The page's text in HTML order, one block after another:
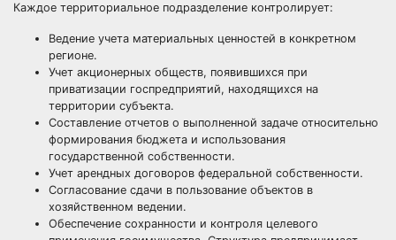
Каждое территориальное подразделение контролирует:
Ведение учета материальных ценностей в конкретном
регионе.
Учет акционерных обществ, появившихся при
приватизации госпредприятий, находящихся на
территории субъекта.
Составление отчетов о выполненной задаче относительно
формирования бюджета и использования
государственной собственности.
Учет арендных договоров федеральной собственности.
Согласование сдачи в пользование объектов в
хозяйственном ведении.
Обеспечение сохранности и контроля целевого